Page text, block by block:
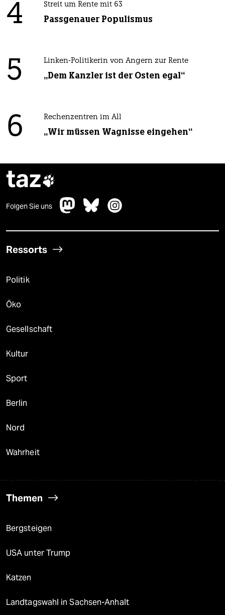
4 Streit um Rente mit 63
Passgenauer Populismus
5 Linken-Politikerin von Angern zur Rente
„Dem Kanzler ist der Osten egal“
6 Rechenzentren im All
„Wir müssen Wagnisse eingehen“
taz
Folgen Sie uns
Ressorts
Politik
Öko
Gesellschaft
Kultur
Sport
Berlin
Nord
Wahrheit
Themen
Bergsteigen
USA unter Trump
Katzen
Landtagswahl in Sachsen-Anhalt